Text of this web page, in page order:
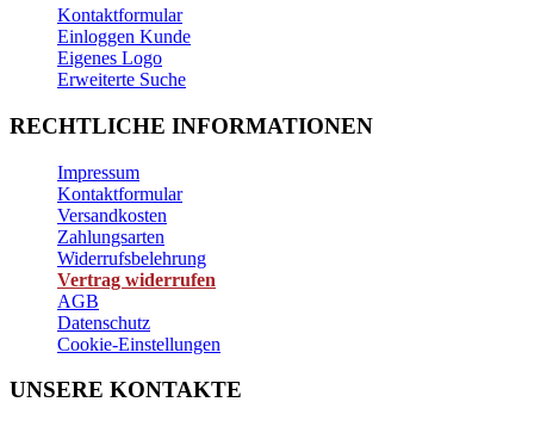
Kontaktformular
Einloggen Kunde
Eigenes Logo
Erweiterte Suche
RECHTLICHE INFORMATIONEN
Impressum
Kontaktformular
Versandkosten
Zahlungsarten
Widerrufsbelehrung
Vertrag widerrufen
AGB
Datenschutz
Cookie-Einstellungen
UNSERE KONTAKTE